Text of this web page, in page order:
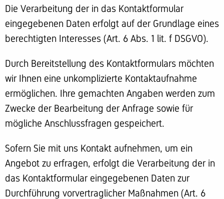
Die Verarbeitung der in das Kontaktformular
eingegebenen Daten erfolgt auf der Grundlage eines
berechtigten Interesses (Art. 6 Abs. 1 lit. f DSGVO).
Durch Bereitstellung des Kontaktformulars möchten
wir Ihnen eine unkomplizierte Kontaktaufnahme
ermöglichen. Ihre gemachten Angaben werden zum
Zwecke der Bearbeitung der Anfrage sowie für
mögliche Anschlussfragen gespeichert.
Sofern Sie mit uns Kontakt aufnehmen, um ein
Angebot zu erfragen, erfolgt die Verarbeitung der in
das Kontaktformular eingegebenen Daten zur
Durchführung vorvertraglicher Maßnahmen (Art. 6